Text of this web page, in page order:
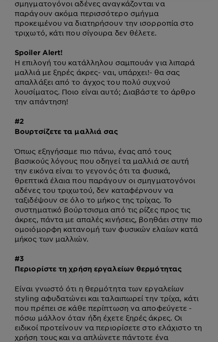
σμηγματογόνοι αδένες αναγκάζονται να
παράγουν ακόμα περισσότερο σμήγμα
προκειμένου να διατηρήσουν την ισορροπία στο
τριχωτό, κάτι που σίγουρα δεν θέλετε.
Spoiler Alert!
Η επιλογή του κατάλληλου σαμπουάν για λιπαρά
μαλλιά με ξηρές άκρες- ναι, υπάρχει!- θα σας
απαλλάξει από το άγχος του πολύ συχνού
λουσίματος. Ποιο είναι αυτό; Διαβάστε το άρθρο
την απάντηση!
#2
Βουρτσίζετε τα μαλλιά σας
Όπως εξηγήσαμε πιο πάνω, ένας από τους
βασικούς λόγους που οδηγεί τα μαλλιά σε αυτή
την εικόνα είναι το γεγονός ότι τα φυσικά,
θρεπτικά έλαια που παράγουν οι σμηγματογόνοι
αδένες του τριχωτού, δεν καταφέρνουν να
ταξιδέψουν σε όλο το μήκος της τρίχας. Το
συστηματικό βούρτσισμα από τις ρίζες προς τις
άκρες, πάντα με απαλές κινήσεις, βοηθάει στην πιο
ομοιόμορφη κατανομή των φυσικών ελαίων κατά
μήκος των μαλλιών.
#3
Περιορίστε τη χρήση εργαλείων θερμότητας
Είναι γνωστό ότι η θερμότητα των εργαλείων
styling αφυδατώνει και ταλαιπωρεί την τρίχα, κάτι
που πρέπει σε κάθε περίπτωση να αποφεύγετε -
πόσω μάλλον όταν ήδη έχετε ξηρές άκρες. Οι
ειδικοί προτείνουν να περιορίσετε στο ελάχιστο τη
χρήση τους και να απλώνετε πάντοτε ένα